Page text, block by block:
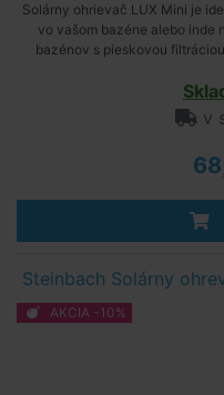
Solárny ohrievač LUX Mini je
vo vašom bazéne alebo inde
bazénov s pieskovou
v
Steinbach Solárny
AKCIA -10%